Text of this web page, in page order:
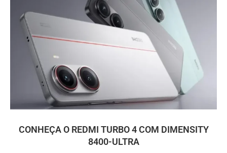
CONHEÇA O REDMI TURBO 4 COM DIMENSITY
8400-ULTRA